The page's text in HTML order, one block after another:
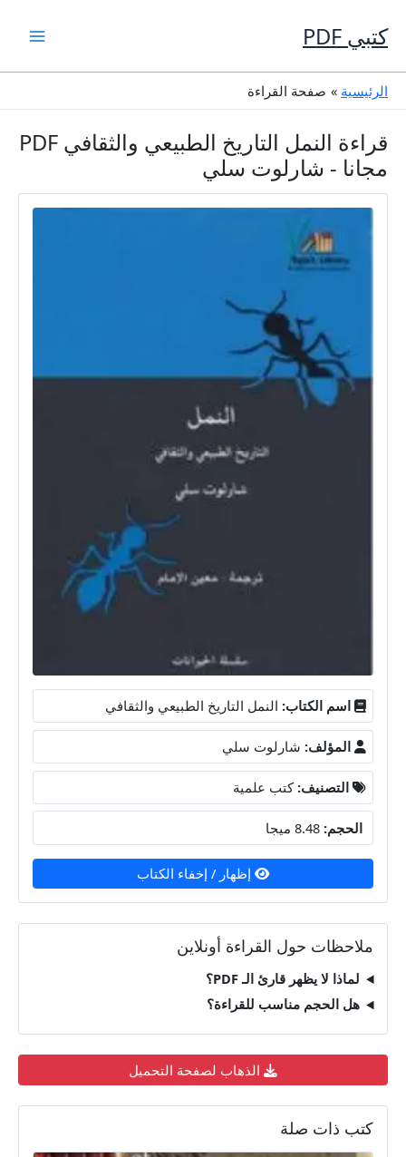
إلى
المحتوى
كتبي PDF
الرئيسية صفحة القراءة
قراءة النمل التاريخ الطبيعي والثقافي PDF
مجانا - شارلوت سلي
اسم الكتاب: النمل التاريخ الطبيعي والثقافي
المؤلف: شارلوت سلي
التصنيف: كتب علمية
الحجم:
إظهار / إخفاء الكتاب
ملاحظات حول القراءة أونلاين
لماذا لا يظهر قارئ الـ PDF؟
هل الحجم مناسب للقراءة؟
الذهاب لصفحة التحميل
كتب ذات صلة